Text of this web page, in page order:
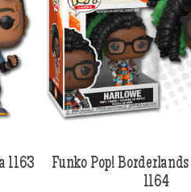
1163
Funko Pop!
1164